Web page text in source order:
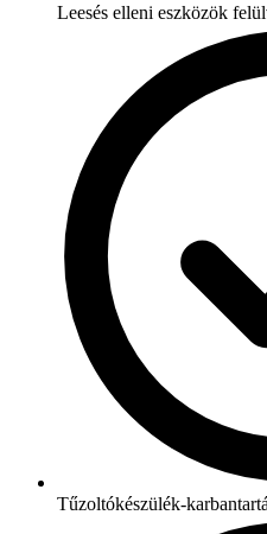
Leesés elleni eszközök
Tűzoltókészülék-